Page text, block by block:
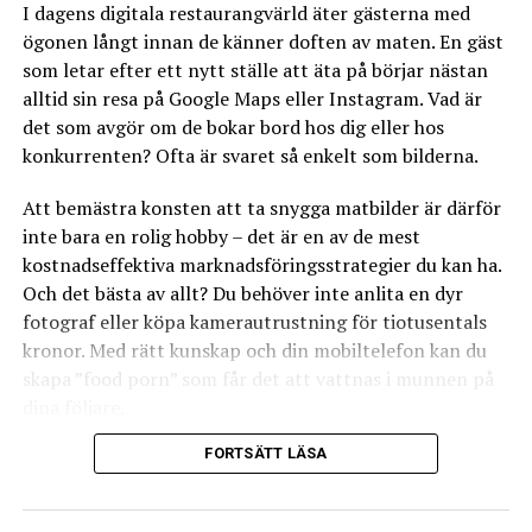
återkommer. Se till att ge kunden en enkel och smidig
beställningsupplevelse som fungerar hela vägen.
● Exponera hemsidesadressen
Se till att din hemsidesadress syns på menyn,flygblad
att beställa online.
● Ge kunder en anledning att beställa från
er hemsida
Om du exempelvis erbjuder onlinekunder tio procents
rabatt på sin beställning eller en värdecheck för var
mervärde och ger dem ett gott skäl till att beställa
● Ge kunder möjlighet att ge feedback
I dagens digitala restaurangvärld äter gästerna med
ögonen långt innan de känner doften av maten. En gäst
som letar efter ett nytt ställe att äta på börjar nästan
alltid sin resa på Google Maps eller Instagram. Vad är
det som avgör om de bokar bord hos dig eller hos
konkurrenten? Ofta är svaret så enkelt som bilderna.
Att bemästra konsten att ta snygga matbilder är därför
inte bara en rolig hobby – det är en av de mest
kostnadseffektiva marknadsföringsstrategier du kan ha.
Och det bästa av allt? Du behöver inte anlita en dyr
fotograf eller köpa kamerautrustning för tiotusentals
kronor. Med rätt kunskap och din mobiltelefon kan du
skapa ”food porn” som får det att vattnas i munnen på
Här går vi igenom allt du behöver veta för att lyfta din
FORTSÄTT LÄSA